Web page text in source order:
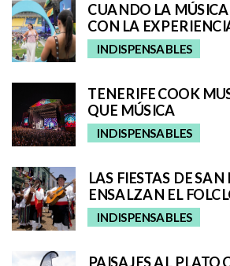
CUANDO LA
CON LA
EL UNIVERSO REMIX
GRANCA LIVE FEST
INDISPENSABLES
TENERIFE COOK
QUE MÚSICA
INDISPENSABLES
LAS FIESTAS DE
ENSALZAN EL
TRADICIONES DE
INCORPORAN A SAN
INDISPENSABLES
PAISAJES AL PLATO